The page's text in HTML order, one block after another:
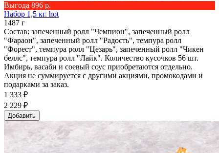
Выгода 896 р.
Набор 1,5 кг. hot
1487 г
Состав: запеченный ролл "Чемпион", запеченный ролл
"Фараон", запеченный ролл "Радость", темпура ролл
"Форест", темпура ролл "Цезарь", запеченный ролл "Чикен
беллс", темпура ролл "Лайк". Количество кусочков 56 шт.
Имбирь, васаби и соевый соус приобретаются отдельно.
Акция не суммируется с другими акциями, промокодами и
подарками за заказ.
1 333 ₽
2 229 ₽
Добавить